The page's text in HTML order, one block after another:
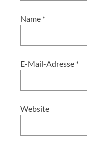
Name *
E-Mail-Adresse *
Website